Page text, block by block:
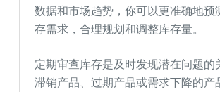
数据和市场趋势，你可以更准确地预
存需求，合理规划和调整库存量。
定期审查库存是及时发现潜在问题的
滞销产品、过期产品或需求下降的产